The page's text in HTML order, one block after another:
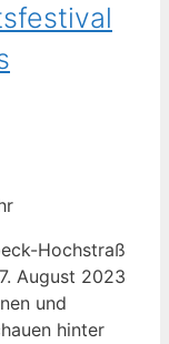
Hochstraß
August 2023
und
hinter